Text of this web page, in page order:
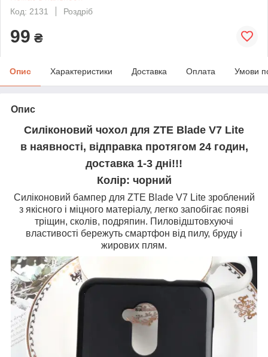
Код: 2131
Роздріб
99 ₴
Опис Характеристики Доставка Оплата Умови
Опис
Силіконовий чохол для ZTE Blade V7 Lite
в наявності, відправка протягом 24 годин,
доставка 1-3 дні!!!
Колір: чорний
Силіконовий бампер для ZTE Blade V7 Lite зроблений
з якісного і міцного матеріалу, легко запобігає появі
тріщин, сколів, подряпин. Пиловідштовхуючі
властивості бережуть смартфон від пилу, бруду і
жирових плям.